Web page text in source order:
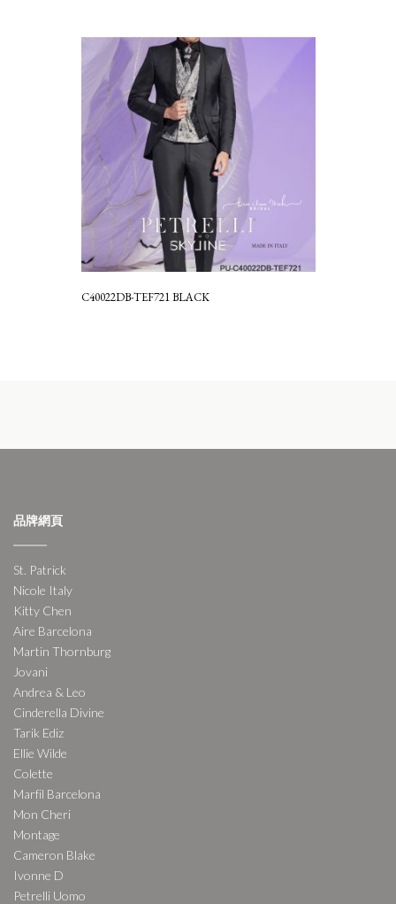
C40022DB-TEF721 BLACK
品牌網頁
St. Patrick
Nicole Italy
Kitty Chen
Aire Barcelona
Martin Thornburg
Jovani
Andrea & Leo
Cinderella Divine
Tarik Ediz
Ellie Wilde
Colette
Marfil Barcelona
Mon Cheri
Montage
Cameron Blake
Ivonne D
Petrelli Uomo